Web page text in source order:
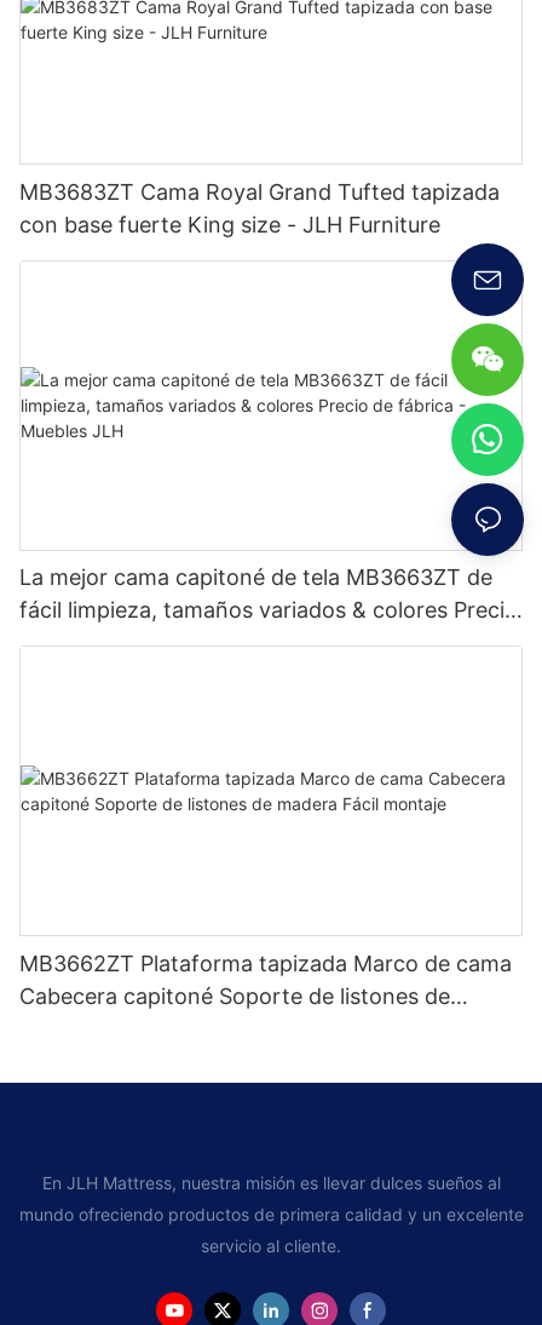
MB3683ZT Cama Royal Grand Tufted tapizada
con base fuerte King size - JLH Furniture
La mejor cama capitoné de tela MB3663ZT de
fácil limpieza, tamaños variados & colores Precio
de fábrica - Muebles JLH
MB3662ZT Plataforma tapizada Marco de cama
Cabecera capitoné Soporte de listones de
En JLH Mattress, nuestra misión es llevar dulces sueños al
mundo ofreciendo productos de primera calidad y un excelente
servicio al cliente.